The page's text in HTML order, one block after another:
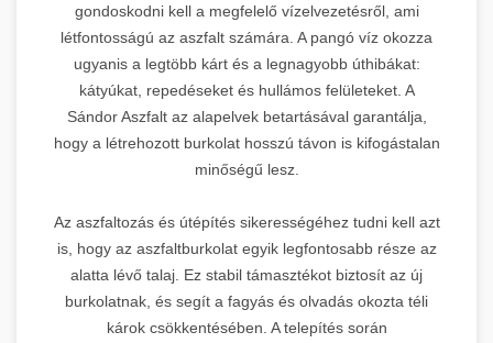
gondoskodni kell a megfelelő vízelvezetésről, ami
létfontosságú az aszfalt számára. A pangó víz okozza
ugyanis a legtöbb kárt és a legnagyobb úthibákat:
kátyúkat, repedéseket és hullámos felületeket. A
Sándor Aszfalt az alapelvek betartásával garantálja,
hogy a létrehozott burkolat hosszú távon is kifogástalan
minőségű lesz.
Az aszfaltozás és útépítés sikerességéhez tudni kell azt
is, hogy az aszfaltburkolat egyik legfontosabb része az
alatta lévő talaj. Ez stabil támasztékot biztosít az új
burkolatnak, és segít a fagyás és olvadás okozta téli
károk csökkentésében. A telepítés során